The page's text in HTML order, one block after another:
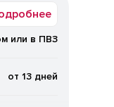
или в ПВЗ
от 13 дней